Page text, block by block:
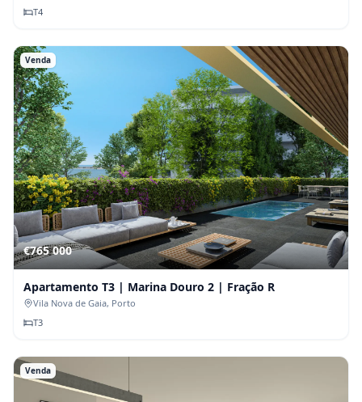
T4
Venda
€765 000
Apartamento T3 | Marina Douro 2 | Fração R
Vila Nova de Gaia, Porto
T3
Venda